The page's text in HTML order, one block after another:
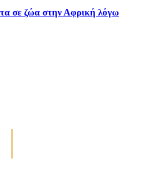
σε ζώα στην Αφρική λόγω